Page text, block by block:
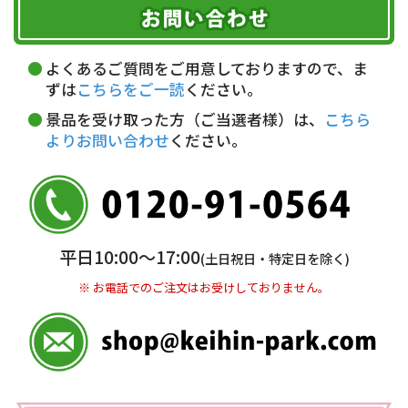
午前中 14～16時
16～18時
18～20時
19～21時 指定なし
代金引換(現金のみ)
5,000円未満…330円(税込)
銀行振込(前払い)
普通 7263489
＜口座名＞ カ）ディースタイル
※ 振込み手数料お客様ご負担。
期限を含むルール（条件）や、お客様にご負担い
ただく費用がございます。
詳しくはこちら▶
よくあるご質問をご用意しておりますので、ま
ずはこちらをご一読ください。
景品を受け取った方（ご当選者様）は、 こちら
よりお問い合わせください。
平日10:00〜17:00(土日祝日・特定日を除く)
※ お電話でのご注文はお受けしておりません。